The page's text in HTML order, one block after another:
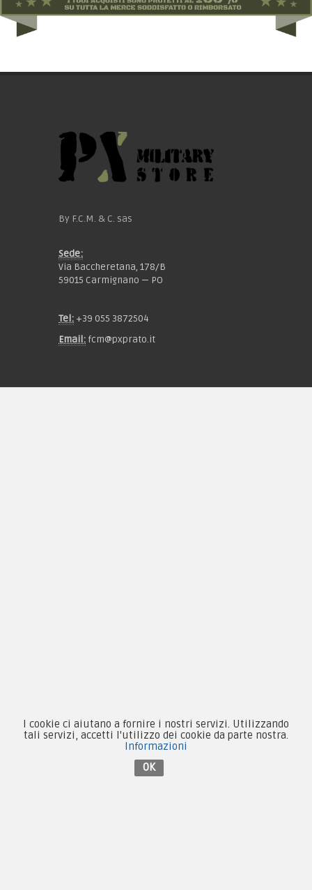
By F.C.M. & C. sas
Sede:
Via Baccheretana, 178/B
59015 Carmignano — PO
Tel: +39 055 3872504
Email: fcm@pxprato.it
I cookie ci aiutano a fornire i nostri servizi. Utilizzando
tali servizi, accetti l'utilizzo dei cookie da parte nostra.
Informazioni
OK